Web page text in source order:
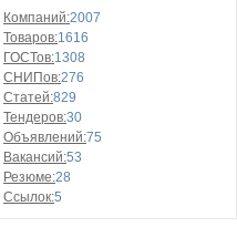
Компаний:2007
Товаров:1616
ГОСТов:1308
СНИПов:276
Статей:829
Тендеров:30
Объявлений:75
Вакансий:53
Резюме:28
Ссылок:5